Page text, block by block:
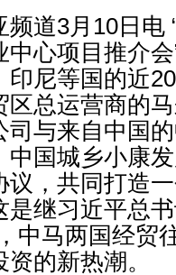
道3月10日电
中心项目推介
印尼等国的近
区总运营商的
司与来自中国
中国城乡小康
议，共同打造
继习近平总
中马两国经贸
的新热潮。